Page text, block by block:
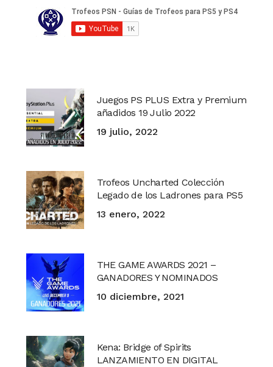
Juegos PS PLUS Extra y Premium
añadidos 19 Julio 2022
19 julio, 2022
Trofeos Uncharted Colección
Legado de los Ladrones para PS5
13 enero, 2022
THE GAME AWARDS 2021 –
GANADORES Y NOMINADOS
10 diciembre, 2021
Kena: Bridge of Spirits
LANZAMIENTO EN DIGITAL